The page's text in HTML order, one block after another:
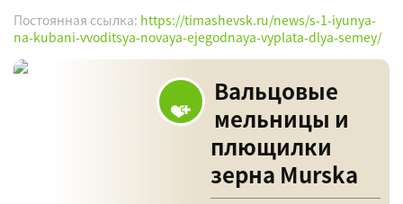
Постоянная ссылка: https://timashevsk.ru/news/s-1-iyunya-
na-kubani-vvoditsya-novaya-ejegodnaya-vyplata-dlya-semey/
Вальцовые
мельницы и
плющилки
зерна Murska